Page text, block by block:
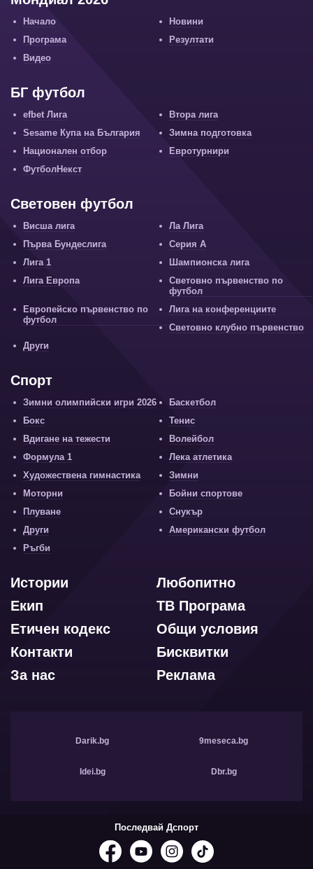
Начало
Новини
Програма
Резултати
Видео
БГ футбол
efbet Лига
Втора лига
Sesame Купа на България
Зимна подготовка
Национален отбор
Евротурнири
ФутболНекст
Световен футбол
Висша лига
Ла Лига
Първа Бундеслига
Серия А
Лига 1
Шампионска лига
Лига Европа
Световно първенство по
футбол
Европейско първенство по
футбол
Лига на конференциите
Световно клубно първенство
Други
Спорт
Зимни олимпийски игри 2026
Баскетбол
Бокс
Тенис
Вдигане на тежести
Волейбол
Формула 1
Лека атлетика
Художествена гимнастика
Зимни
Моторни
Бойни спортове
Плуване
Снукър
Други
Американски футбол
Ръгби
Любопитно
Истории
ТВ Програма
Екип
Общи условия
Етичен кодекс
Бисквитки
Контакти
Реклама
За нас
Darik.bg 9meseca.bg
Idei.bg Dbr.bg
Последвай Дспорт